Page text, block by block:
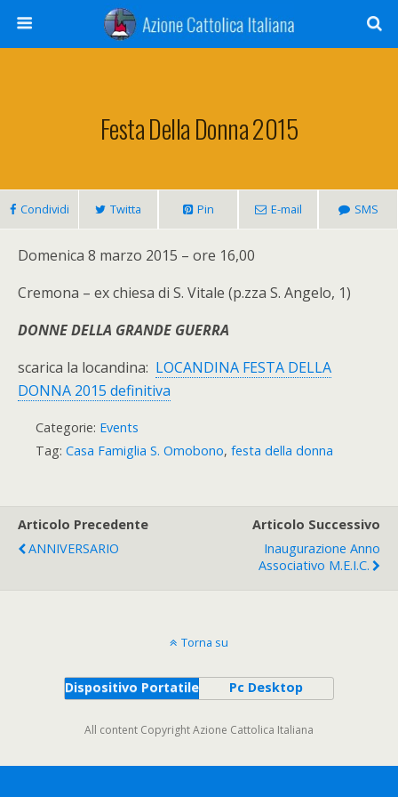
Festa Della Donna 2015
Condividi Twitta Pin E-mail SMS
Domenica 8 marzo 2015 – ore 16,00
Cremona – ex chiesa di S. Vitale (p.zza S. Angelo, 1)
DONNE DELLA GRANDE GUERRA
scarica la locandina: LOCANDINA FESTA DELLA
DONNA 2015 definitiva
Categorie: Events
Tag: Casa Famiglia S. Omobono, festa della donna
Articolo Precedente
ANNIVERSARIO
Articolo Successivo
Inaugurazione Anno
Associativo M.E.I.C.
Torna su
Dispositivo Portatile Pc Desktop
All content Copyright Azione Cattolica Italiana